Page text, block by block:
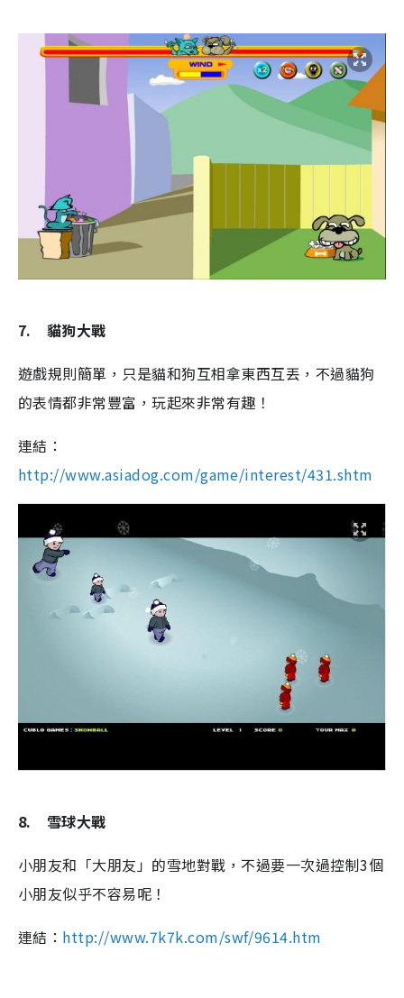
7.
貓狗大戰
遊戲規則簡單，只是貓和狗互相拿東西互丟，不過貓狗
的表情都非常豐富，玩起來非常有趣！
連結：
http://www.asiadog.com/game/interest/431.shtm
8.
雪球大戰
小朋友和「大朋友」的雪地對戰，不過要一次過控制3個
小朋友似乎不容易呢！
連結： http://www.7k7k.com/swf/9614.htm